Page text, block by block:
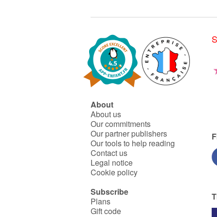
met très en colère.
About
About us
Our commitments
Our partner publishers
Our tools to help reading
Contact us
Legal notice
Cookie policy
Subscribe
Plans
Gift code